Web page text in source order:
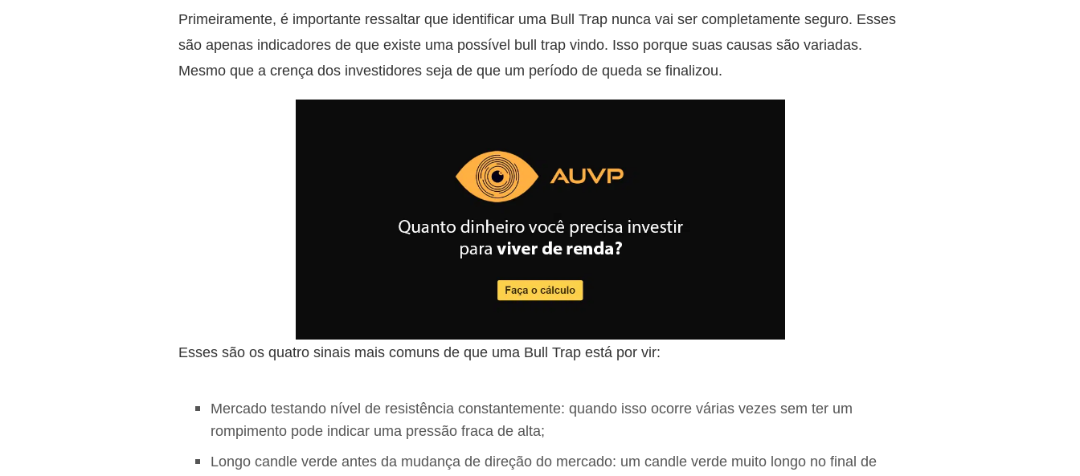
Primeiramente, é importante ressaltar que identificar uma Bull Trap nunca vai ser completamente seguro. Esses
são apenas indicadores de que existe uma possível bull trap vindo. Isso porque suas causas são variadas.
Mesmo que a crença dos investidores seja de que um período de queda se finalizou.
Esses são os quatro sinais mais comuns de que uma Bull Trap está por vir:
Mercado testando nível de resistência constantemente: quando isso ocorre várias vezes sem ter um
rompimento pode indicar uma pressão fraca de alta;
Longo candle verde antes da mudança de direção do mercado: um candle verde muito longo no final de